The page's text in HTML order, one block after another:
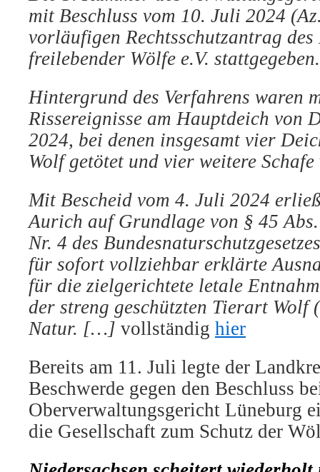
mit Beschluss vom 10. Juli 2024
vorläufigen Rechtsschutzantrag des
freilebender Wölfe e.V. stattgegeben.
Hintergrund des Verfahrens waren
Rissereignisse am Hauptdeich von
2024, bei denen insgesamt vier
Wolf getötet und vier weitere
Mit Bescheid vom 4. Juli 2024
Aurich auf Grundlage von § 45
Nr. 4 des
für sofort vollziehbar erklärte
für die zielgerichtete letale
der streng geschützten Tierart Wolf
Natur. […] vollständig hier
Bereits am 11. Juli legte der
Beschwerde gegen den Beschluss
Oberverwaltungsgericht Lüneburg
die Gesellschaft zum Schutz der